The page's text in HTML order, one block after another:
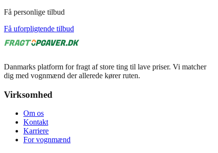
Få personlige tilbud
Få uforpligtende tilbud
Danmarks platform for fragt af store ting til lave priser. Vi matcher
dig med vognmænd der allerede kører ruten.
Virksomhed
Om os
Kontakt
Karriere
For vognmænd